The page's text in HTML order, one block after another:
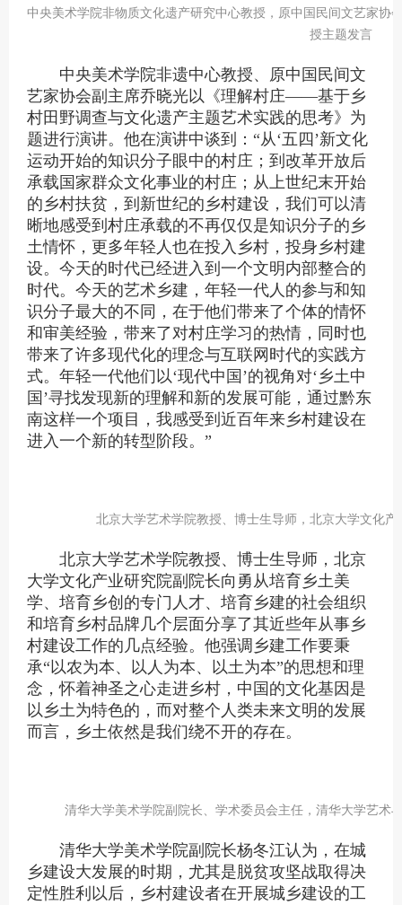
中央美术学院非物质文化遗产研究中心教授，原中国民间文艺家协
授主题发言
中央美术学院非遗中心教授、原中国民间文
艺家协会副主席乔晓光以《理解村庄——基于乡
村田野调查与文化遗产主题艺术实践的思考》为
题进行演讲。他在演讲中谈到：“从‘五四 ’新文化
运动开始的知识分子眼中的村庄；到改革开放后
承载国家群众文化事业的村庄；从上世纪末开始
的乡村扶贫，到新世纪的乡村建设，我们可以清
晰地感受到村庄承载的不再仅仅是知识分子的乡
土情怀，更多年轻人也在投入乡村，投身乡村建
设。今天的时代已经进入到一个文明内部整合的
时代。今天的艺术乡建，年轻一代人的参与和知
识分子最大的不同，在于他们带来了个体的情怀
和审美经验，带来了对村庄学习的热情，同时也
带来了许多现代化的理念与互联网时代的实践方
式。年轻一代他们以‘现代中国 ’的视角对‘乡土中
国 ’寻找发现新的理解和新的发展可能，通过黔东
南这样一个项目，我感受到近百年来乡村建设在
进入一个新的转型阶段。 ”
北京大学艺术学院教授、博士生导师，北京大学文化
北京大学艺术学院教授、博士生导师，北京
大学文化产业研究院副院长向勇从培育乡土美
学、培育乡创的专门人才、培育乡建的社会组织
和培育乡村品牌几个层面分享了其近些年从事乡
村建设工作的几点经验。他强调乡建工作要秉
承“以农为本、以人为本、以土为本”的思想和理
念，怀着神圣之心走进乡村，中国的文化基因是
以乡土为特色的，而对整个人类未来文明的发展
而言，乡土依然是我们绕不开的存在。
清华大学美术学院副院长、学术委员会主任，清华大学艺术
清华大学美术学院副院长杨冬江认为， 在城
乡建设大发展的时期，尤其是脱贫攻坚战取得决
定性胜利以后 ， 乡村建设者在开展城乡建设的工